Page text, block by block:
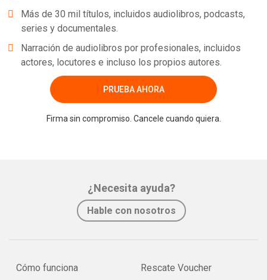
Más de 30 mil títulos, incluidos audiolibros, podcasts,
series y documentales.
Narración de audiolibros por profesionales, incluidos
actores, locutores e incluso los propios autores.
PRUEBA AHORA
Firma sin compromiso. Cancele cuando quiera.
¿Necesita ayuda?
Hable con nosotros
Cómo funciona Rescate Voucher
Whatsapp Facebook Twitter E-mail